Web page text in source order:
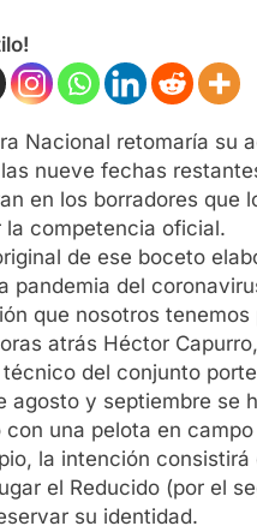
Nacional retomaría su
nueve fechas
en los borradores que
la competencia oficial.
de ese boceto
pandemia del
que nosotros
atrás Héctor
técnico del conjunto
agosto y septiembre se
una pelota en
la intención
el Reducido (por el
su identidad.